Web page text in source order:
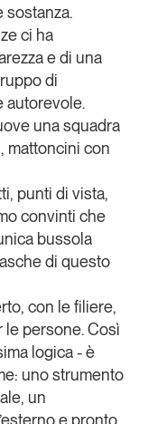
sostanza.
ci ha
e di una
di
autorevole.
una squadra
mattoncini con
punti di vista,
convinti che
bussola
di questo
con le filiere,
le persone. Così
logica - è
uno strumento
un
e pronto